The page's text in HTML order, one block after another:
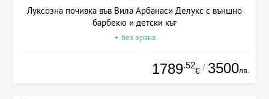
Луксозна почивка във Вила Арбанаси Делукс с външно
барбекю и детски кът
+ без храна
1789.52
€ / 3500лв.